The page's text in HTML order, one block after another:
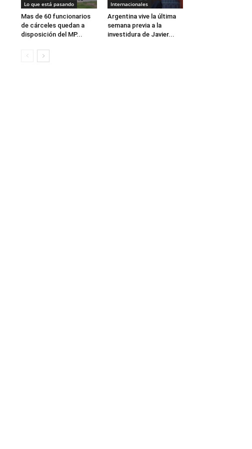
Lo que está pasando
Mas de 60 funcionarios
de cárceles quedan a
disposición del MP...
Internacionales
Argentina vive la última
semana previa a la
investidura de Javier...